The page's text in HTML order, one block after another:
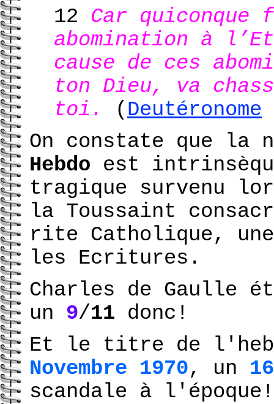
12 Car quiconque
abomination à
cause de ces
ton Dieu, va
toi.
( Deutéronome
On constate que la
Hebdo est
tragique survenu
la Toussaint
rite Catholique,
les Ecritures.
Charles de Gaulle
un 9/11 donc!
Et le titre de
Novembre 1970, un 16
scandale à l'époque!